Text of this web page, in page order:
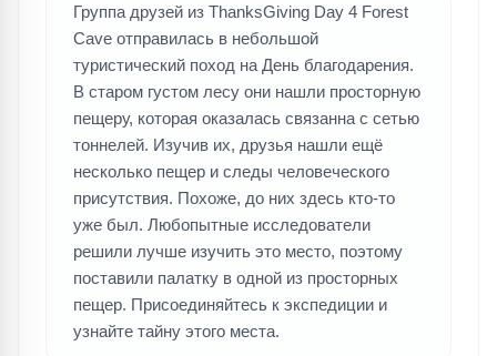
Группа друзей из ThanksGiving Day 4 Forest
Cave отправилась в небольшой
туристический поход на День благодарения.
В старом густом лесу они нашли просторную
пещеру, которая оказалась связанна с сетью
тоннелей. Изучив их, друзья нашли ещё
несколько пещер и следы человеческого
присутствия. Похоже, до них здесь кто-то
уже был. Любопытные исследователи
решили лучше изучить это место, поэтому
поставили палатку в одной из просторных
пещер. Присоединяйтесь к экспедиции и
узнайте тайну этого места.